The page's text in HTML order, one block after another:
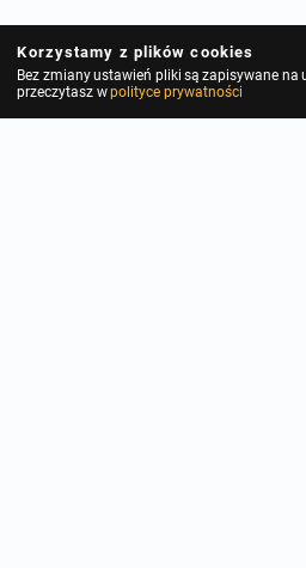
Korzystamy z plików cookies
Bez zmiany ustawień pliki są zapisywane na
przeczytasz wpolityce prywatności